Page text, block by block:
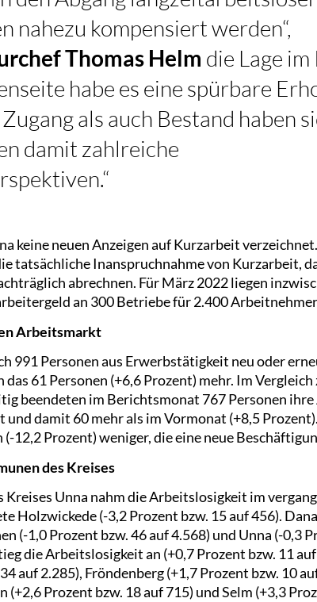
nahezu kompensiert werden“,
Thomas Helm die Lage
habe es eine spürbare
als auch Bestand haben
damit zahlreiche
keine neuen Anzeigen auf Kurzarbeit
tatsächliche Inanspruchnahme von Kurzarbeit,
abrechnen. Für März 2022 liegen
an 300 Betriebe für 2.400
Arbeitsmarkt
991 Personen aus Erwerbstätigkeit neu oder
61 Personen (+6,6 Prozent) mehr. Im
beendeten im Berichtsmonat 767 Personen
damit 60 mehr als im Vormonat (+8,5
12,2 Prozent) weniger, die eine neue
des Kreises
Kreises Unna nahm die Arbeitslosigkeit im
Holzwickede (-3,2 Prozent bzw. 15 auf 456).
(-1,0 Prozent bzw. 46 auf 4.568) und Unna (-0,3
die Arbeitslosigkeit an (+0,7 Prozent bzw. 11
auf 2.285), Fröndenberg (+1,7 Prozent bzw. 10
(+2,6 Prozent bzw. 18 auf 715) und Selm (+3,3